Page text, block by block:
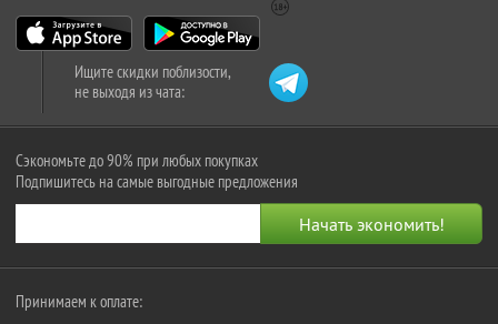
Ищите скидки поблизости,
не выходя из чата:
Сэкономьте до 90% при любых покупках
Подпишитесь на самые выгодные предложения
Принимаем к оплате: